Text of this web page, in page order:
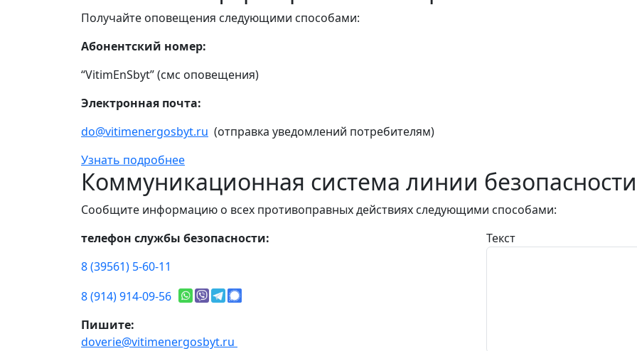
Получайте оповещения следующими способами:
Абонентский номер:
“VitimEnSbyt” (смс оповещения)
Электронная почта:
do@vitimenergosbyt.ru (отправка уведомлений потребителям)
Узнать подробнее
Коммуникационная система линии безопасности
Сообщите информацию о всех противоправных действиях следующими способами:
телефон службы безопасности:
8 (39561) 5-60-11
8 (914) 914-09-56
Пишите:
doverie@vitimenergosbyt.ru
Текст